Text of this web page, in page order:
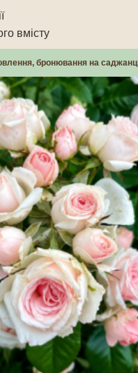
вмісту
бронювання на
збільшити